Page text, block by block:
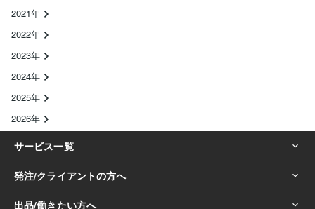
2021年
2022年
2023年
2024年
2025年
2026年